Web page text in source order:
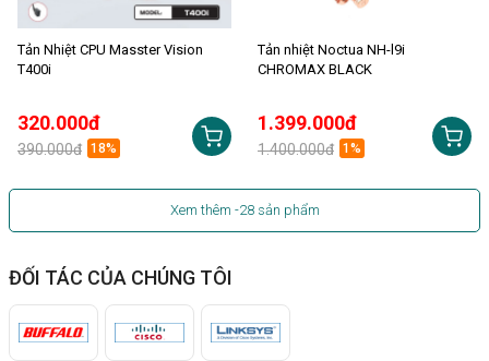
Tản Nhiệt CPU Masster Vision
T400i
320.000đ
390.000đ 18%
Tản nhiệt Noctua NH-l9i
CHROMAX BLACK
1.399.000đ
1.400.000đ 1%
Xem thêm -28sản phẩm
ĐỐI TÁC CỦA CHÚNG TÔI